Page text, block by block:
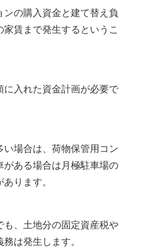
の購入資金と建て替え負
賃まで発生するというこ
に入れた資金計画が必要で
場合は、荷物保管用コン
がある場合は月極駐車場の
ります。
も、土地分の固定資産税や
は発生します。